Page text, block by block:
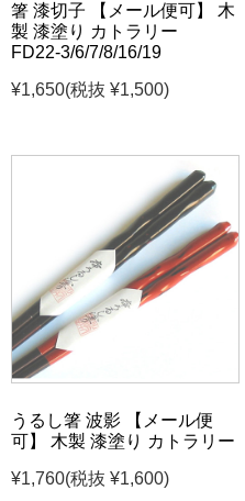
箸 漆切子 【メール便可】 木
製 漆塗り カトラリー
FD22-3/6/7/8/16/19
¥1,650(税抜 ¥1,500)
うるし箸 波影 【メール便
可】 木製 漆塗り カトラリー
¥1,760(税抜 ¥1,600)